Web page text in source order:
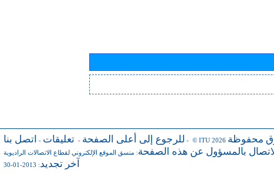
للرجوع إلى أعلى الصفحة - تعليقات - اتصل بنا - © ITU 2026 محفوظة
بالمسؤول عن هذه الصفحة: منسق الموقع الإلكتروني لقطاع الاتصالات الراديوية
آخر تجديد: 2013-01-30